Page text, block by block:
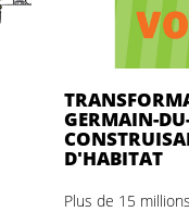
GERMAIN-
D'HABITAT
Plus de 15